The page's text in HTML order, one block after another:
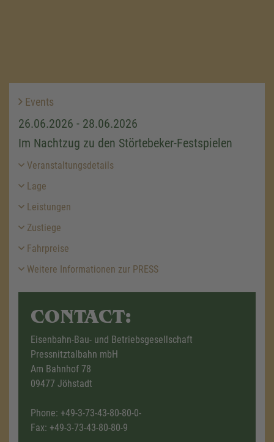
Events
26.06.2026 - 28.06.2026
Im Nachtzug zu den Störtebeker-Festspielen
Veranstaltungsdetails
Lage
Leistungen
Zustiege
Fahrpreise
Weitere Informationen zur PRESS
CONTACT:
Eisenbahn-Bau- und Betriebsgesellschaft
Pressnitztalbahn mbH
Am Bahnhof 78
09477 Jöhstadt
Phone: +49-3-73-43-80-80-0-
Fax: +49-3-73-43-80-80-9